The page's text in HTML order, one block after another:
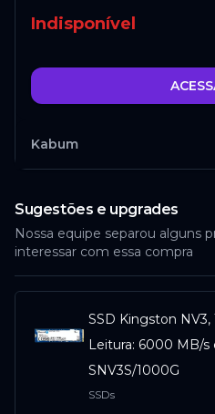
Indisponível
Kabum
Indisponível
Casas
Bahia
Indisponível
Sugestões e upgrades
Nossa equipe separou alguns
interessar com essa compra
SSD Kingston NV3,
Leitura: 6000 MB/s
SNV3S/1000G
SSDs